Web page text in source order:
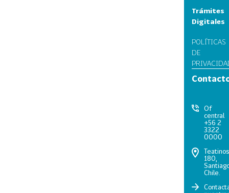
Trámites
Digitales
POLÍTICAS
DE
Of
central
+56 2
3322
0000
Teatinos
180,
Chile.